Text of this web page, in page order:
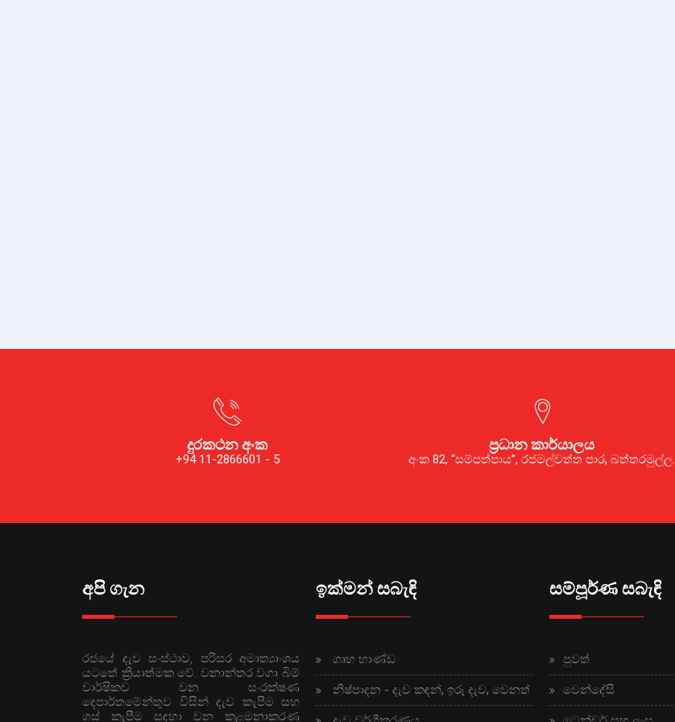
දුරකථන අංක
+94 11-2866601 - 5
ප්‍රධාන කාර්යාලය
අංක 82, “සම්පත්පාය”, රජමල්වත්ත පාර, බත්තරමුල්ල.
අපි ගැන
රජයේ දැව සංස්ථාව, පරිසර අමාත්‍යාංශය
යටතේ ක්‍රියාත්මක වේ. වනාන්තර වගා බිම්
වාර්ෂිකව වන සංරක්ෂණ
දෙපාර්තමේන්තුව විසින් දැව කැපීම සහ
ගස් කැපීම සඳහා වන කළමනාකරණ
ඉක්මන් සබැඳි
ගෘහ භාණ්ඩ
නිෂ්පාදන - දැව කඳන්, ඉරූ දැව, වෙනත්
සම්පූර්ණ සබැඳි
පුවත්
වෙන්දේසි